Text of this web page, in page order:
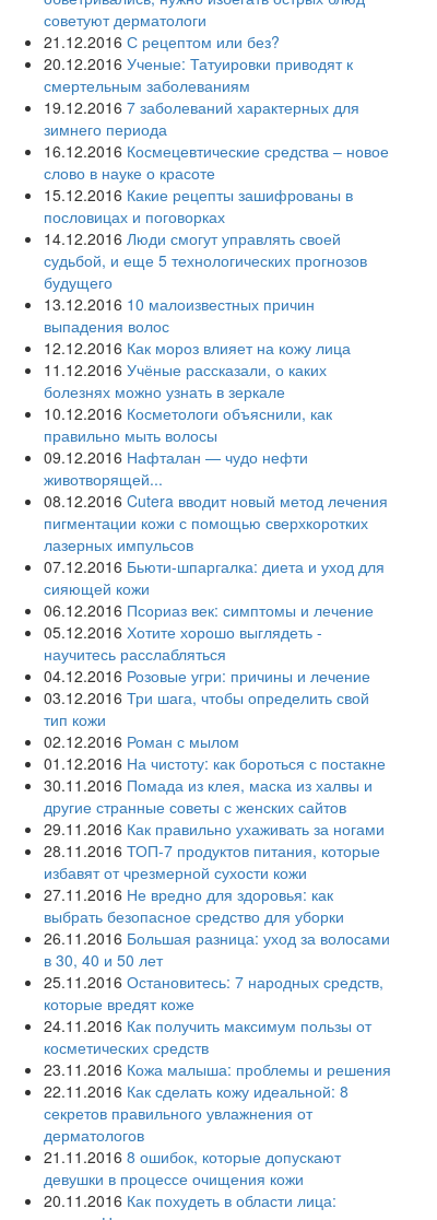
советуют дерматологи
21.12.2016 С рецептом или без?
20.12.2016 Ученые: Татуировки приводят к
смертельным заболеваниям
19.12.2016 7 заболеваний характерных для
зимнего периода
16.12.2016 Космецевтические средства – новое
слово в науке о красоте
15.12.2016 Какие рецепты зашифрованы в
пословицах и поговорках
14.12.2016 Люди смогут управлять своей
судьбой, и еще 5 технологических прогнозов
будущего
13.12.2016 10 малоизвестных причин
выпадения волос
12.12.2016 Как мороз влияет на кожу лица
11.12.2016 Учёные рассказали, о каких
болезнях можно узнать в зеркале
10.12.2016 Косметологи объяснили, как
правильно мыть волосы
09.12.2016 Нафталан — чудо нефти
животворящей...
08.12.2016 Cutera вводит новый метод лечения
пигментации кожи с помощью сверхкоротких
лазерных импульсов
07.12.2016 Бьюти-шпаргалка: диета и уход для
сияющей кожи
06.12.2016 Псориаз век: симптомы и лечение
05.12.2016 Хотите хорошо выглядеть -
научитесь расслабляться
04.12.2016 Розовые угри: причины и лечение
03.12.2016 Три шага, чтобы определить свой
тип кожи
02.12.2016 Роман с мылом
01.12.2016 На чистоту: как бороться с постакне
30.11.2016 Помада из клея, маска из халвы и
другие странные советы с женских сайтов
29.11.2016 Как правильно ухаживать за ногами
28.11.2016 ТОП-7 продуктов питания, которые
избавят от чрезмерной сухости кожи
27.11.2016 Не вредно для здоровья: как
выбрать безопасное средство для уборки
26.11.2016 Большая разница: уход за волосами
в 30, 40 и 50 лет
25.11.2016 Остановитесь: 7 народных средств,
которые вредят коже
24.11.2016 Как получить максимум пользы от
косметических средств
23.11.2016 Кожа малыша: проблемы и решения
22.11.2016 Как сделать кожу идеальной: 8
секретов правильного увлажнения от
дерматологов
21.11.2016 8 ошибок, которые допускают
девушки в процессе очищения кожи
20.11.2016 Как похудеть в области лица: